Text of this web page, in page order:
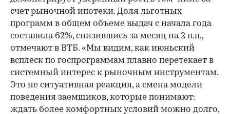
счет рыночной ипотеки. Доля льготных
программ в общем объеме выдач с начала года
составила 62%, снизившись за месяц на 2 п.п.,
отмечают в ВТБ. «Мы видим, как июньский
всплеск по госпрограммам плавно перетекает в
системный интерес к рыночным инструментам.
Это не ситуативная реакция, а смена модели
поведения заемщиков, которые понимают:
ждать более комфортных условий можно долго,